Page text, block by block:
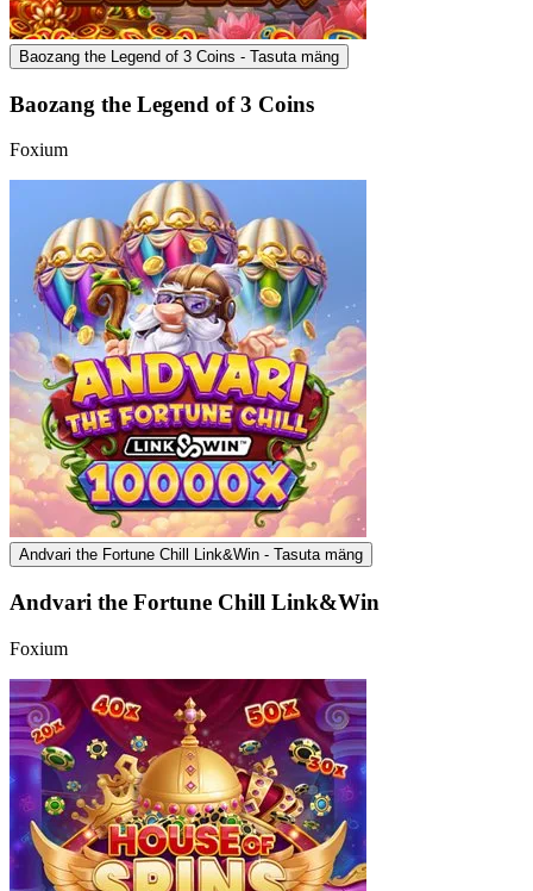
Baozang the Legend of 3 Coins - Tasuta mäng
Baozang the Legend of 3 Coins
Foxium
Andvari the Fortune Chill Link&Win - Tasuta mäng
Andvari the Fortune Chill Link&Win
Foxium